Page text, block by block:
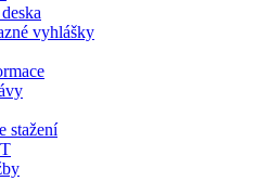
vyhlášky
stažení